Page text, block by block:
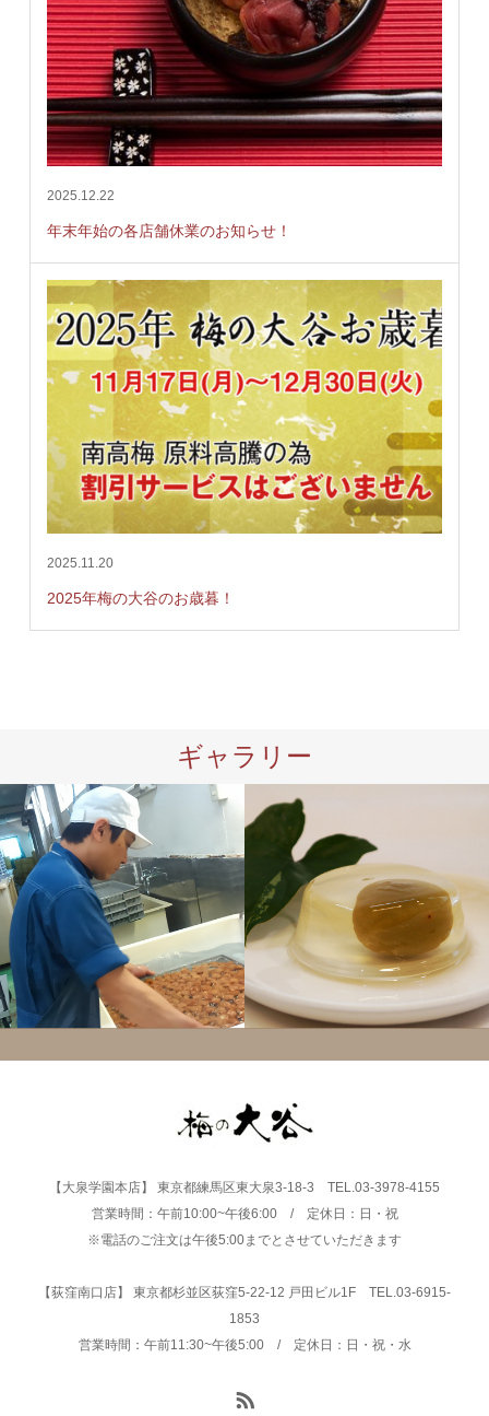
2025.12.22
年末年始の各店舗休業のお知らせ！
2025.11.20
2025年梅の大谷のお歳暮！
ギャラリー
【大泉学園本店】 東京都練馬区東大泉3-18-3 TEL.03-3978-4155
営業時間：午前10:00~午後6:00 / 定休日：日・祝
※電話のご注文は午後5:00までとさせていただきます
【荻窪南口店】 東京都杉並区荻窪5-22-12 戸田ビル1F TEL.03-6915-
1853
営業時間：午前11:30~午後5:00 / 定休日：日・祝・水